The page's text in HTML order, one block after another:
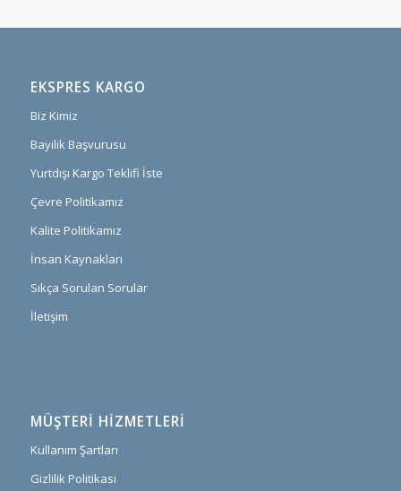
EKSPRES KARGO
Biz Kimiz
Bayilik Başvurusu
Yurtdışı Kargo Teklifi İste
Çevre Politikamız
Kalite Politikamız
İnsan Kaynakları
Sıkça Sorulan Sorular
İletişim
MÜŞTERI HIZMETLERI
Kullanım Şartları
Gizlilik Politikası